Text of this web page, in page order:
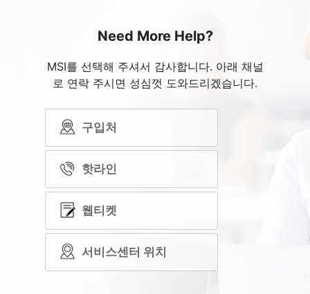
Need More Help?
MSI를 선택해 주셔서 감사합니다. 아래 채널
로 연락 주시면 성심껏 도와드리겠습니다.
구입처
핫라인
웹티켓
서비스센터 위치